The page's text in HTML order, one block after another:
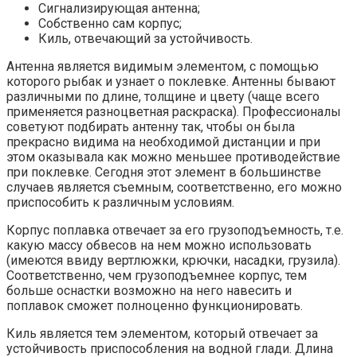
Сигнализирующая антенна;
Собственно сам корпус;
Киль, отвечающий за устойчивость.
Антенна является видимым элементом, с помощью
которого рыбак и узнает о поклевке. Антенны бывают
различными по длине, толщине и цвету (чаще всего
применяется разноцветная раскраска). Профессионалы
советуют подбирать антенну так, чтобы он была
прекрасно видима на необходимой дистанции и при
этом оказывала как можно меньшее противодействие
при поклевке. Сегодня этот элемент в большинстве
случаев является съемным, соответственно, его можно
приспособить к различным условиям.
Корпус поплавка отвечает за его грузоподъемность, т.е.
какую массу обвесов на нем можно использовать
(имеются ввиду вертлюжки, крючки, насадки, грузила).
Соответственно, чем грузоподъемнее корпус, тем
больше оснастки возможно на него навесить и
поплавок сможет полноценно функционировать.
Киль является тем элементом, который отвечает за
устойчивость приспособления на водной глади. Длина